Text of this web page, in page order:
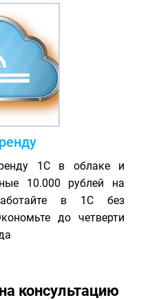
1С в облаке и
10.000 рублей на
в 1С без
до четверти
консультацию